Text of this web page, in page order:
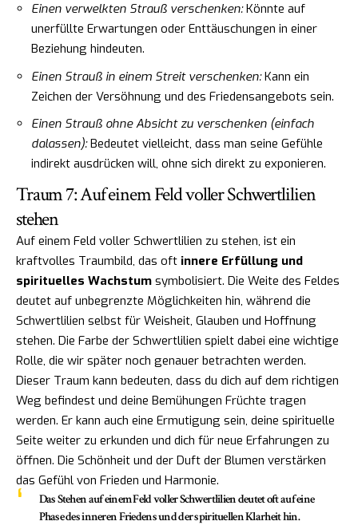
Einen verwelkten Strauß verschenken:Könnte auf
unerfüllte Erwartungen oder Enttäuschungen in einer
Beziehung hindeuten.
Einen Strauß in einem Streit verschenken:Kann ein
Zeichen der Versöhnung und des Friedensangebots sein.
Einen Strauß ohne Absicht zu verschenken (einfach
dalassen):Bedeutet vielleicht, dass man seine Gefühle
indirekt ausdrücken will, ohne sich direkt zu exponieren.
Traum 7: Auf einem Feld voller Schwertlilien
stehen
Auf einem Feld voller Schwertlilien zu stehen, ist ein
kraftvolles Traumbild, das oft innere Erfüllung und
spirituelles Wachstum symbolisiert. Die Weite des Feldes
deutet auf unbegrenzte Möglichkeiten hin, während die
Schwertlilien selbst für Weisheit, Glauben und Hoffnung
stehen. Die Farbe der Schwertlilien spielt dabei eine wichtige
Rolle, die wir später noch genauer betrachten werden.
Dieser Traum kann bedeuten, dass du dich auf dem richtigen
Weg befindest und deine Bemühungen Früchte tragen
werden. Er kann auch eine Ermutigung sein, deine spirituelle
Seite weiter zu erkunden und dich für neue Erfahrungen zu
öffnen. Die Schönheit und der Duft der Blumen verstärken
das Gefühl von Frieden und Harmonie.
Das Stehen auf einem Feld voller Schwertlilien deutet oft auf eine
Phase des inneren Friedens und der spirituellen Klarheit hin.